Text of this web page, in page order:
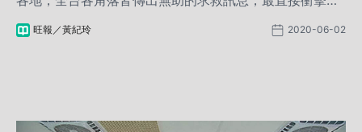
成果分享到每家每戶，靠雙手撐自已的家庭。一夕之間，
旺報／黃紀玲 2020-06-02